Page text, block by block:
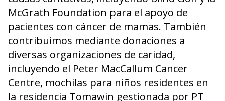
McGrath Foundation para el apoyo de
pacientes con cáncer de mamas. También
contribuimos mediante donaciones a
diversas organizaciones de caridad,
incluyendo el Peter MacCallum Cancer
Centre, mochilas para niños residentes en
la residencia Tomawin gestionada por PT